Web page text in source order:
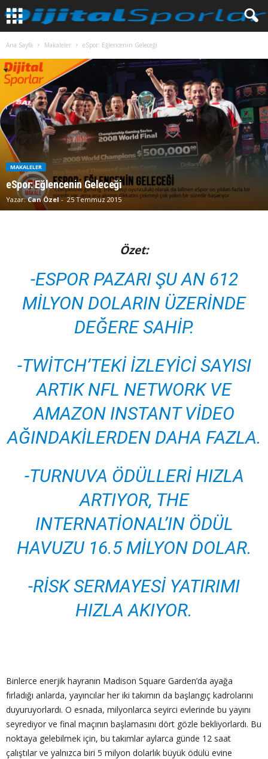
Ana Sayfa Makaleler eSpor: Eğlencenin Geleceği
MAKALELER
eSpor: Eğlencenin Geleceği
Yazar: Can Özel- 25 Temmuz 2015
Özet:
-ESPOR PAZARI ŞU AN 612
MILYON DOLARIN ÜZERINDE
DEĞERE SAHIP.
-TWITCH’TEKI IZLEYICI SAYISI
ARTIK NFL NETWORK VE
AMAZON INSTANT VIDEO
AĞINDAKILERDEN DAHA FAZLA.
-TURNUVA ÖDÜLLERI HIZLA
ARTIYOR, THE
INTERNATIONAL’IN ÖDÜL
HAVUZU 16.5 MILYON DOLAR.
-RISK SERMAYESI YATIRIMI
HIZLA AKIYOR.
Binlerce enerjik hayranın Madison Square Garden’da ayağa
fırladığı anlarda, yayıncılar her iki takımın da başlangıç kadrolarını
duyuruyorlardı. O esnada, milyonlarca seyirci evlerinde bu yayını
seyrediyor ve final maçının başlamasını dört gözle bekliyorlardı. Bu
noktaya gelebilmek için, bu takımlar aylarca günde 12 saat
çalıştılar ve yalnızca biri 5 milyon dolarlık büyük ödülü evine